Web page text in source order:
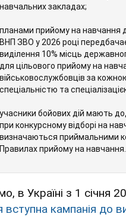
навчальних закладах;
планами прийому на навчання
ВНП ЗВО у 2026 році
виділення 10% місць
для цільового прийому на
військовослужбовців за
спеціальністю та
учасники бойових дій мають
при конкурсному відборі на
визначаються приймальними
Правилах прийому на навчання.
в Україні з 1 січня
вступна кампанія до